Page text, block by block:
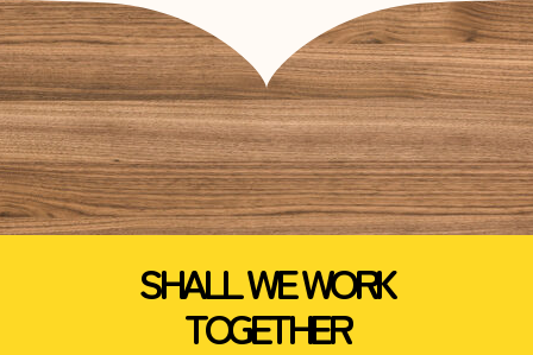
SHALL WE WORK
TOGETHER